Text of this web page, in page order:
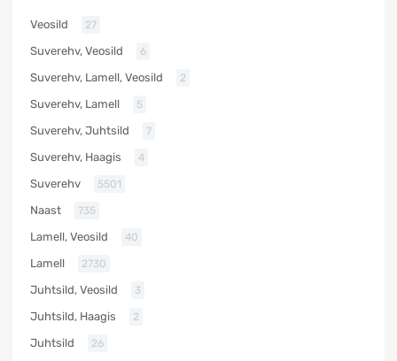
Veosild 27
Suverehv, Veosild 6
Suverehv, Lamell, Veosild 2
Suverehv, Lamell 5
Suverehv, Juhtsild 7
Suverehv, Haagis 4
Suverehv 5501
Naast 735
Lamell, Veosild 40
Lamell 2730
Juhtsild, Veosild 3
Juhtsild, Haagis 2
Juhtsild 26